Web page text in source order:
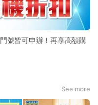
號皆可申辦！再享高額購
See more